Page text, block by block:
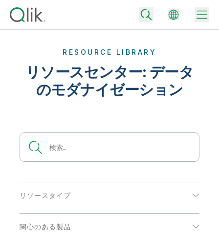
コミュニティ
カスタマーポータル
初期トレーニング
製品関連
採用情報
ニュースルーム
事業所 / 連絡先
Qlik
Back
テクノロジーパートナーとの連携
Back
データ分析と AI
すべての製品
データ統合とデータ品質の価格
適切なデータ統合プランで、信頼できるデータを迅速に提供し、よりスマー
データ分析の価格
の達成をサポートします。
イベント / Web セミナー
リソースライブラリ
コミュニティ
RESOURCE LIBRARY
リソースセンター: データ
のモダナイゼーション
リソースタイプ
eBook
アナリストレポート
関心のある製品